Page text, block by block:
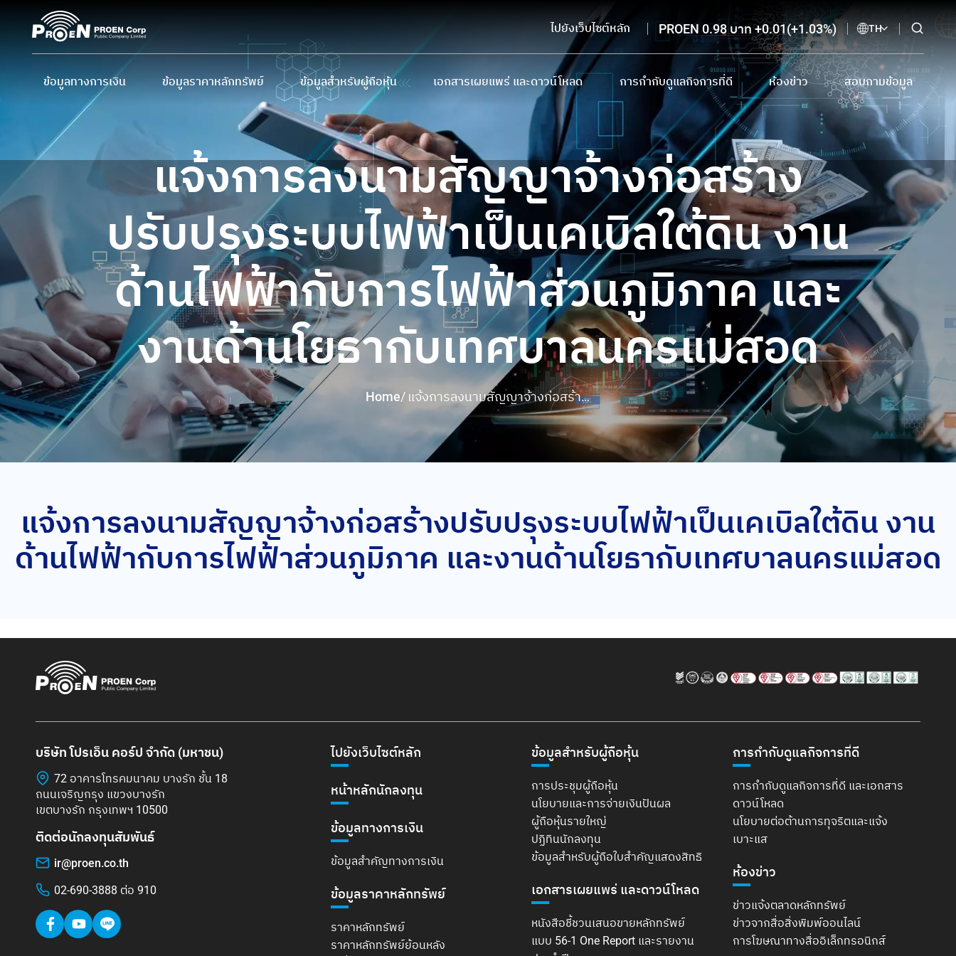
ไปยังเว็บไซต์หลัก PROEN 0.98 บาท +0.01(+1.03%) TH
ข้อมูลทางการเงิน
ข้อมูลสำคัญทางการเงิน
งบการเงิน และ MD&A
ข้อมูลราคาหลักทรัพย์
ราคาหลักทรัพย์
ราคาหลักทรัพย์ย้อนหลัง
ข้อมูลสำหรับผู้ถือหุ้น
ผู้ถือหุ้นรายใหญ่
นโยบายและการจ่ายเงินปันผล
การประชุมผู้ถือหุ้น
ปฏิทินนักลงทุน
ข้อมูลสำหรับผู้ถือใบสำคัญแสดงสิทธิ
เอกสารเผยแพร่ และดาวน์โหลด
หนังสือชี้ชวนเสนอขายหลักทรัพย์
แบบ 56-1 One Report และรายงานประจำปี
รายงานความยั่งยืน
เอกสารนำเสนอและเว็บแคสต์
ดาวน์โหลดเอกสาร
การกำกับดูแลกิจการที่ดี
การกำกับดูแลกิจการที่ดี และเอกสารดาวน์โหลด
นโยบายต่อต้านการทุจริตและแจ้งเบาะแส
ห้องข่าว
ข่าวแจ้งตลาดหลักทรัพย์
ข่าวจากสื่อสิ่งพิมพ์ออนไลน์
การโฆษณาทางสื่ออิเล็กทรอนิกส์
สอบถามข้อมูล
ติดต่อนักลงทุนสัมพันธ์
อีเมลรับข่าวสาร
จรรยาบรรณนักลงทุนสัมพันธ์
แจ้งการลงนามสัญญาจ้างก่อสร้าง
ปรับปรุงระบบไฟฟ้าเป็นเคเบิลใต้ดิน งาน
ด้านไฟฟ้ากับการไฟฟ้าส่วนภูมิภาค และ
งานด้านโยธากับเทศบาลนครแม่สอด
Home/ แจ้งการลงนามสัญญาจ้างก่อสร้าง
ปรับปรุงระบบไฟฟ้าเป็นเคเบิลใต้ดิน
งานด้านไฟฟ้ากับการไฟฟ้าส่วน
ภูมิภาค และงานด้านโยธากับ
แจ้งการลงนามสัญญาจ้างก่อสร้างปรับปรุงระบบไฟฟ้าเป็นเคเบิลใต้ดิน งาน
ด้านไฟฟ้ากับการไฟฟ้าส่วนภูมิภาค และงานด้านโยธากับเทศบาลนครแม่สอด
บริษัท โปรเอ็น คอร์ป จำกัด (มหาชน)
72 อาคารโทรคมนาคม บางรัก ชั้น 18
ถนนเจริญกรุง แขวงบางรัก
เขตบางรัก กรุงเทพฯ 10500
ติดต่อนักลงทุนสัมพันธ์
ir@proen.co.th
02-690-3888 ต่อ 910
ไปยังเว็บไซต์หลัก
หน้าหลักนักลงทุน
ข้อมูลทางการเงิน
ข้อมูลสำคัญทางการเงิน
ข้อมูลราคาหลักทรัพย์
ราคาหลักทรัพย์
ราคาหลักทรัพย์ย้อนหลัง
ข้อมูลสำหรับผู้ถือหุ้น
การประชุมผู้ถือหุ้น
นโยบายและการจ่ายเงินปันผล
ผู้ถือหุ้นรายใหญ่
ปฏิทินนักลงทุน
ข้อมูลสำหรับผู้ถือใบสำคัญแสดงสิทธิ
เอกสารเผยแพร่ และดาวน์โหลด
หนังสือชี้ชวนเสนอขายหลักทรัพย์
แบบ 56-1 One Report และรายงาน
การกำกับดูแลกิจการที่ดี
การกำกับดูแลกิจการที่ดี และเอกสาร
ดาวน์โหลด
นโยบายต่อต้านการทุจริตและแจ้ง
เบาะแส
ห้องข่าว
ข่าวแจ้งตลาดหลักทรัพย์
ข่าวจากสื่อสิ่งพิมพ์ออนไลน์
การโฆษณาทางสื่ออิเล็กทรอนิกส์